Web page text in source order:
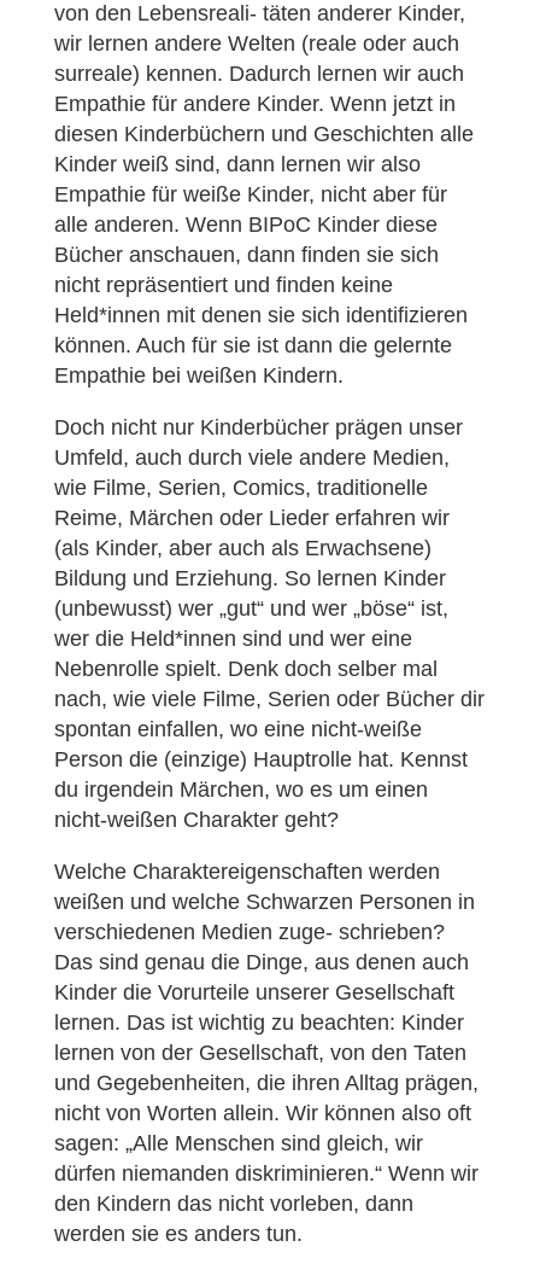
von den Lebensreali- täten anderer Kinder,
wir lernen andere Welten (reale oder auch
surreale) kennen. Dadurch lernen wir auch
Empathie für andere Kinder. Wenn jetzt in
diesen Kinderbüchern und Geschichten alle
Kinder weiß sind, dann lernen wir also
Empathie für weiße Kinder, nicht aber für
alle anderen. Wenn BIPoC Kinder diese
Bücher anschauen, dann finden sie sich
nicht repräsentiert und finden keine
Held*innen mit denen sie sich identifizieren
können. Auch für sie ist dann die gelernte
Empathie bei weißen Kindern.
Doch nicht nur Kinderbücher prägen unser
Umfeld, auch durch viele andere Medien,
wie Filme, Serien, Comics, traditionelle
Reime, Märchen oder Lieder erfahren wir
(als Kinder, aber auch als Erwachsene)
Bildung und Erziehung. So lernen Kinder
(unbewusst) wer „gut“ und wer „böse“ ist,
wer die Held*innen sind und wer eine
Nebenrolle spielt. Denk doch selber mal
nach, wie viele Filme, Serien oder Bücher dir
spontan einfallen, wo eine nicht-weiße
Person die (einzige) Hauptrolle hat. Kennst
du irgendein Märchen, wo es um einen
nicht-weißen Charakter geht?
Welche Charaktereigenschaften werden
weißen und welche Schwarzen Personen in
verschiedenen Medien zuge- schrieben?
Das sind genau die Dinge, aus denen auch
Kinder die Vorurteile unserer Gesellschaft
lernen. Das ist wichtig zu beachten: Kinder
lernen von der Gesellschaft, von den Taten
und Gegebenheiten, die ihren Alltag prägen,
nicht von Worten allein. Wir können also oft
sagen: „Alle Menschen sind gleich, wir
dürfen niemanden diskriminieren.“ Wenn wir
den Kindern das nicht vorleben, dann
werden sie es anders tun.